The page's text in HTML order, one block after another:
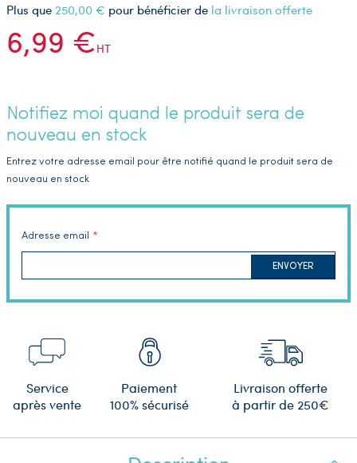
Plus que 250,00 € pour bénéficier de la livraison offerte
6,99 €HT
Notifiez moi quand le produit sera de
nouveau en stock
Entrez votre adresse email pour être notifié quand le produit sera de
nouveau en stock
Adresse email
ENVOYER
Service
après vente
Paiement
100% sécurisé
Livraison offerte
à partir de 250€